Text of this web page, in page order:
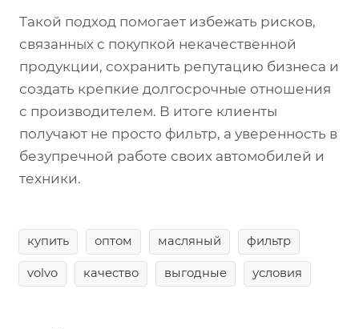
Такой подход помогает избежать рисков,
связанных с покупкой некачественной
продукции, сохранить репутацию бизнеса и
создать крепкие долгосрочные отношения
с производителем. В итоге клиенты
получают не просто фильтр, а уверенность в
безупречной работе своих автомобилей и
техники.
купить оптом масляный фильтр
volvo качество выгодные условия